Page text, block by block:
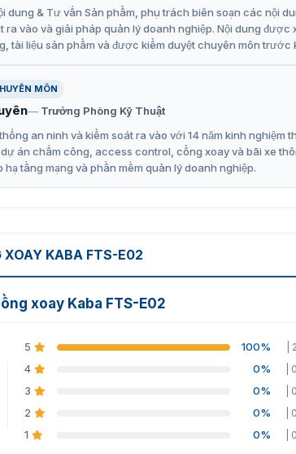
tế mà chúng tôi thu được tại những dự án trọng
cái nhìn rõ nét và khách quan nhất về sản phẩm
dung & Tư vấn Sản phẩm, phụ trách biên soạn các nội
ra vào và giải pháp quản lý doanh nghiệp. Nội dung
tài liệu sản phẩm và được kiểm duyệt chuyên môn trước
MÔN
Trưởng Phòng Kỹ Thuật
an ninh và kiểm soát ra vào với 14 năm kinh nghiệm
án chấm công, access control, cổng xoay và bãi xe
hạ tầng mạng và phần mềm quản lý doanh nghiệp.
XOAY KABA FTS-E02
xoay Kaba FTS-E02
5 100%
4 0% |
3 0% |
2 0% |
1 0% |